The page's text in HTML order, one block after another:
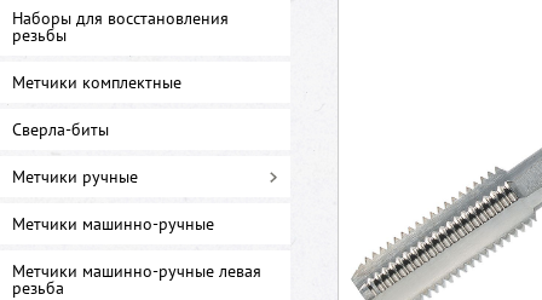
Наборы для восстановления
резьбы
Метчики комплектные
Сверла-биты
Метчики ручные
Метчики машинно-ручные
Метчики машинно-ручные левая
резьба